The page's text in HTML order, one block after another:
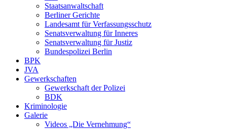
Staatsanwaltschaft
Berliner Gerichte
Landesamt für Verfassungsschutz
Senatsverwaltung für Inneres
Senatsverwaltung für Justiz
Bundespolizei Berlin
BPK
JVA
Gewerkschaften
Gewerkschaft der Polizei
BDK
Kriminologie
Galerie
Videos „Die Vernehmung“